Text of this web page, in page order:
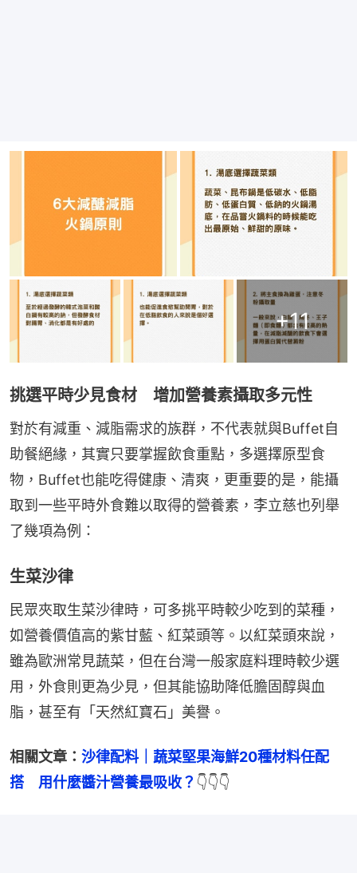
+11
挑選平時少見食材 增加營養素攝取多元性
對於有減重、減脂需求的族群，不代表就與Buffet自
助餐絕緣，其實只要掌握飲食重點，多選擇原型食
物，Buffet也能吃得健康、清爽，更重要的是，能攝
取到一些平時外食難以取得的營養素，李立慈也列舉
了幾項為例：
生菜沙律
民眾夾取生菜沙律時，可多挑平時較少吃到的菜種，
如營養價值高的紫甘藍、紅菜頭等。以紅菜頭來說，
雖為歐洲常見蔬菜，但在台灣一般家庭料理時較少選
用，外食則更為少見，但其能協助降低膽固醇與血
脂，甚至有「天然紅寶石」美譽。
相關文章： 沙律配料｜蔬菜堅果海鮮20種材料任配
搭　用什麼醬汁營養最吸收？ 👇👇👇